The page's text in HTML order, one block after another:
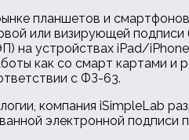
планшетов и
или визирующей подписи
на устройствах iPad/
как со смарт картами
с ФЗ-63.
компания iSimpleLab
электронной